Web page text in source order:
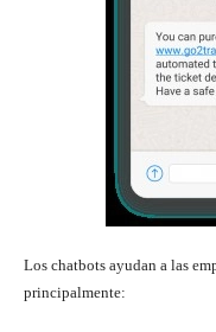
Los chatbots ayudan a las
principalmente: